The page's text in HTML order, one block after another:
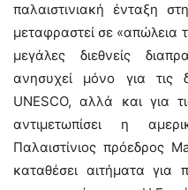
παλαιστινιακή ένταξη
μεταφραστεί σε «απώλεια
μεγάλες διεθνείς
ανησυχεί μόνο για τις
UNESCO, αλλά και για
αντιμετωπίσει η
Παλαιστίνιος πρόεδρος
καταθέσει αιτήματα